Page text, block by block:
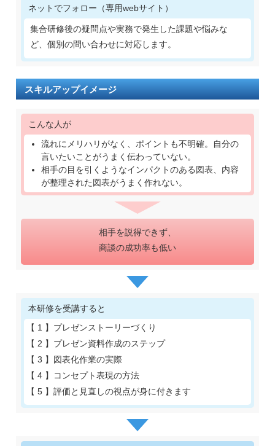
ネットでフォロー（専用webサイト）
集合研修後の疑問点や実務で発生した課題や悩みな
ど、個別の問い合わせに対応します。
スキルアップイメージ
こんな人が
流れにメリハリがなく、ポイントも不明確。自分の
言いたいことがうまく伝わっていない。
相手の目を引くようなインパクトのある図表、内容
が整理された図表がうまく作れない。
相手を説得できず、
商談の成功率も低い
本研修を受講すると
【 1 】 プレゼンストーリーづくり
【 2 】 プレゼン資料作成のステップ
【 3 】 図表化作業の実際
【 4 】
コンセプト表現の方法
【 5 】評価と見直しの視点が身に付きます